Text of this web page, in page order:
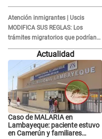
ENFRENTAMIENTO con Gabriel
Moisés: “Gracias”
Atención inmigrantes | Uscis
MODIFICA SUS REGLAS: Los
trámites migratorios que podrían
necesitar tu prueba de ADN
Actualidad
Caso de MALARIA en
Lambayeque: paciente estuvo
en Camerún y familiares